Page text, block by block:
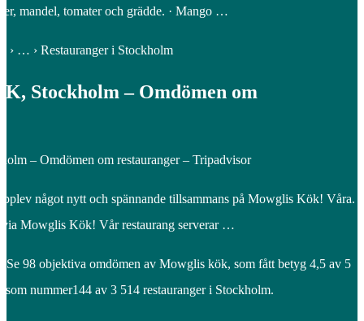
mandel, tomater och grädde. · Mango …
› … › Restauranger i Stockholm
Stockholm – Omdömen om
– Omdömen om restauranger – Tripadvisor
något nytt och spännande tillsammans på Mowglis Kök! Våra.
via Mowglis Kök! Vår restaurang serverar …
98 objektiva omdömen av Mowglis kök, som fått betyg 4,5 av 5
som nummer144 av 3 514 restauranger i Stockholm.